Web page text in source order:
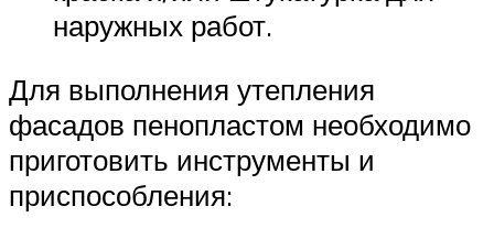
наружных работ.
Для выполнения утепления
фасадов пенопластом необходимо
приготовить инструменты и
приспособления: